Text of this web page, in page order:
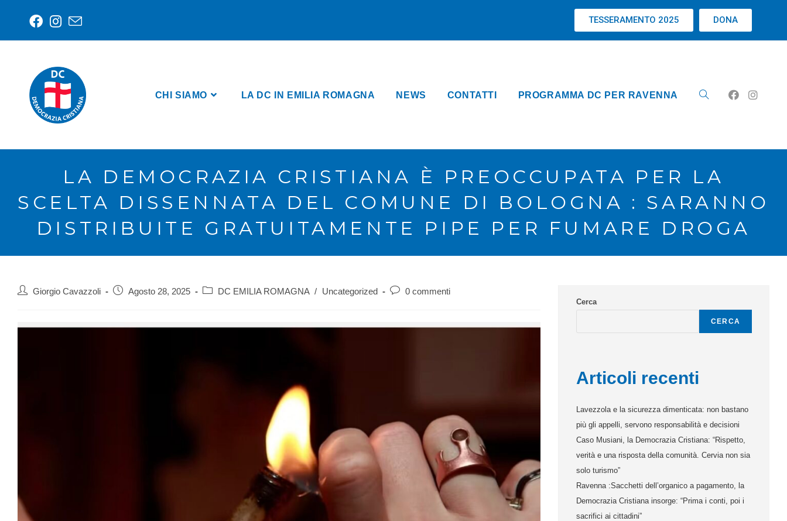
TESSERAMENTO 2025 DONA
CHI SIAMO LA DC IN EMILIA ROMAGNA NEWS CONTATTI PROGRAMMA DC PER RAVENNA
LA DEMOCRAZIA CRISTIANA È PREOCCUPATA PER LA
SCELTA DISSENNATA DEL COMUNE DI BOLOGNA : SARANNO
DISTRIBUITE GRATUITAMENTE PIPE PER FUMARE DROGA
Giorgio Cavazzoli Agosto 28, 2025 DC EMILIA ROMAGNA / Uncategorized 0 commenti
Cerca
CERCA
Articoli recenti
Lavezzola e la sicurezza dimenticata: non bastano
più gli appelli, servono responsabilità e decisioni
Caso Musiani, la Democrazia Cristiana: “Rispetto,
verità e una risposta della comunità. Cervia non sia
solo turismo”
Ravenna :Sacchetti dell’organico a pagamento, la
Democrazia Cristiana insorge: “Prima i conti, poi i
sacrifici ai cittadini”